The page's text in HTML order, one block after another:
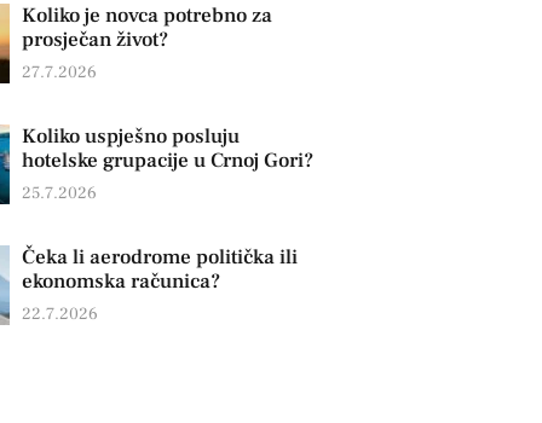
Koliko je novca potrebno za
prosječan život?
27.7.2026
Koliko uspješno posluju
hotelske grupacije u Crnoj Gori?
25.7.2026
Čeka li aerodrome politička ili
ekonomska računica?
22.7.2026